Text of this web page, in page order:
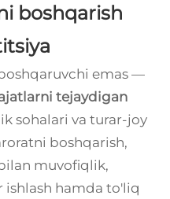
boshqarish
emas —
tejaydigan
sohalari va turar-joy
boshqarish,
muvofiqlik,
hamda to'liq